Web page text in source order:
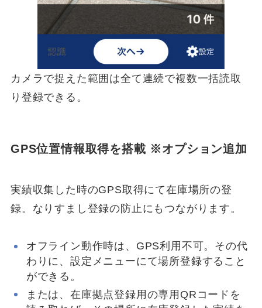
カメラで捉えた範囲は全て連続で複数一括読取
り登録できる。
GPS位置情報取得を搭載 ※オプション追加
実績収集した時のGPS取得にて在庫場所の登
録。なりすまし登録の防止にもつながります。
オフライン動作時は、GPS利用不可。その代
わりに、設定メニューにて場所登録すること
ができる。
または、在庫拠点登録用の専用QRコードを